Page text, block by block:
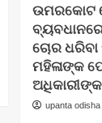
ଉମରକୋଟ
ଚୋର ଧରିବା
ମହିଳାଙ୍କ
upanta odisha